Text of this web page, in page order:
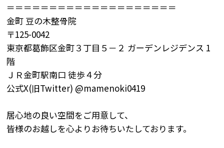
＝＝＝＝＝＝＝＝＝＝＝＝＝＝＝＝＝＝＝＝
金町 豆の木整骨院
〒125-0042
東京都葛飾区金町３丁目５－２ ガーデンレジデンス 1
階
ＪＲ金町駅南口 徒歩４分
公式X(旧Twitter) @mamenoki0419
居心地の良い空間をご用意して、
皆様のお越しを心よりお待ちいたしております。